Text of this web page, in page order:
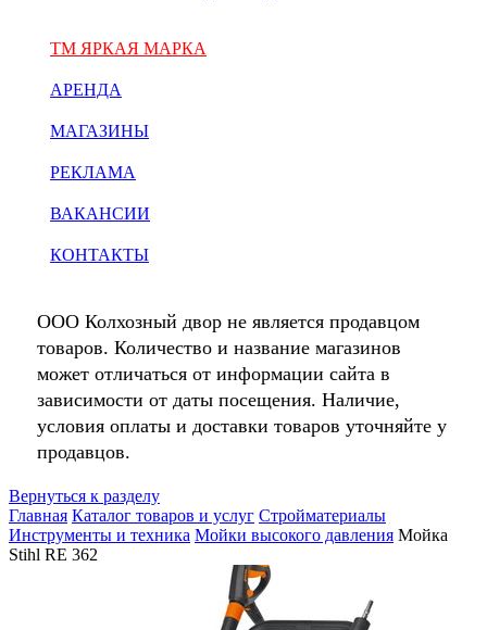
ТМ ЯРКАЯ МАРКА
АРЕНДА
МАГАЗИНЫ
РЕКЛАМА
ВАКАНСИИ
КОНТАКТЫ
ООО Колхозный двор не является продавцом
товаров. Количество и название магазинов
может отличаться от информации сайта в
зависимости от даты посещения. Наличие,
условия оплаты и доставки товаров уточняйте у
продавцов.
Вернуться к разделу
Главная Каталог товаров и услуг Стройматериалы
Инструменты и техника Мойки высокого давления Мойка
Stihl RE 362